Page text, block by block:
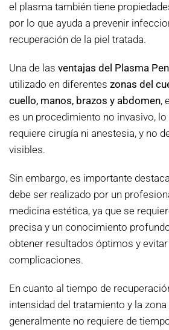
el plasma también tiene
por lo que ayuda a prevenir
recuperación de la piel tratada.
Una de las ventajas del Plasma Pen
utilizado en diferentes zonas del
cuello, manos, brazos y abdomen,
es un procedimiento no invasivo,
requiere cirugía ni anestesia, y no
visibles.
Sin embargo, es importante
debe ser realizado por un
medicina estética, ya que se
precisa y un conocimiento
obtener resultados óptimos y
complicaciones.
En cuanto al tiempo de
intensidad del tratamiento y la zona
generalmente no requiere de